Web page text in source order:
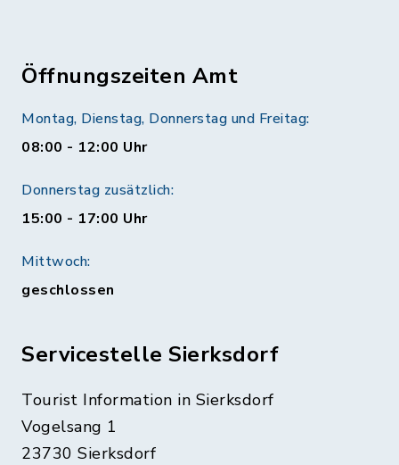
Öffnungszeiten Amt
Montag, Dienstag, Donnerstag und Freitag:
08:00 - 12:00 Uhr
Donnerstag zusätzlich:
15:00 - 17:00 Uhr
Mittwoch:
geschlossen
Servicestelle Sierksdorf
Tourist Information in Sierksdorf
Vogelsang 1
23730 Sierksdorf